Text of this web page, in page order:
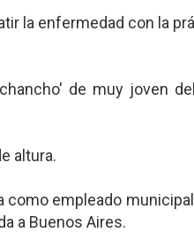
la enfermedad con la
de muy joven
altura.
como empleado
a Buenos Aires.